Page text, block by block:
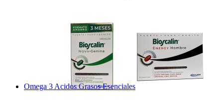
Omega 3 Acidos Grasos Esenciales